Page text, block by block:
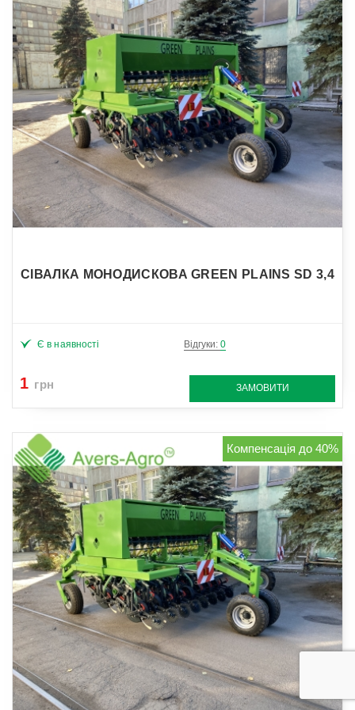
СІВАЛКА МОНОДИСКОВА GREEN PLAINS SD 3,4
Є в наявності Відгуки: 0
1 грн ЗАМОВИТИ
Компенсація до 40%